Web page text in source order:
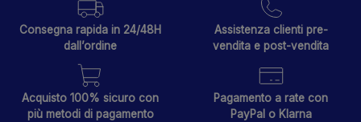
Consegna rapida in 24/48H
dall’ordine
Assistenza clienti pre-
vendita e post-vendita
Acquisto 100% sicuro con
più metodi di pagamento
Pagamento a rate con
PayPal o Klarna